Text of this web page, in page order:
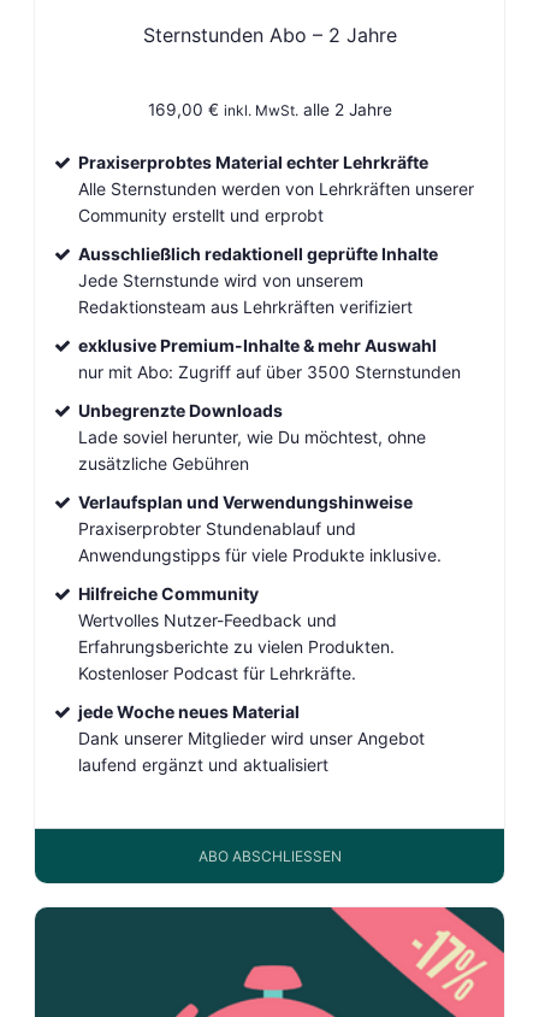
Sternstunden Abo – 2 Jahre
169,00 € inkl. MwSt. alle 2 Jahre
Praxiserprobtes Material echter Lehrkräfte
Alle Sternstunden werden von Lehrkräften unserer
Community erstellt und erprobt
Ausschließlich redaktionell geprüfte Inhalte
Jede Sternstunde wird von unserem
Redaktionsteam aus Lehrkräften verifiziert
exklusive Premium-Inhalte & mehr Auswahl
nur mit Abo: Zugriff auf über 3500 Sternstunden
Unbegrenzte Downloads
Lade soviel herunter, wie Du möchtest, ohne
zusätzliche Gebühren
Verlaufsplan und Verwendungshinweise
Praxiserprobter Stundenablauf und
Anwendungstipps für viele Produkte inklusive.
Hilfreiche Community
Wertvolles Nutzer-Feedback und
Erfahrungsberichte zu vielen Produkten.
Kostenloser Podcast für Lehrkräfte.
jede Woche neues Material
Dank unserer Mitglieder wird unser Angebot
laufend ergänzt und aktualisiert
ABO ABSCHLIESSEN